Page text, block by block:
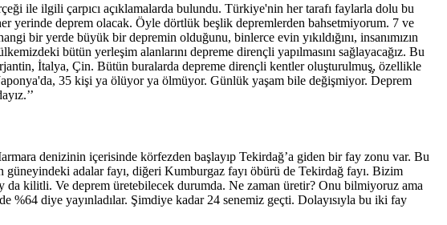
ile ilgili çarpıcı açıklamalarda bulundu. Türkiye'nin her tarafı faylarla dolu bu
yerinde deprem olacak. Öyle dörtlük beşlik depremlerden bahsetmiyorum. 7 ve
bir yerde büyük bir depremin olduğunu, binlerce evin yıkıldığını, insanımızın
bütün yerleşim alanlarını depreme dirençli yapılmasını sağlayacağız. Bu
İtalya, Çin. Bütün buralarda depreme dirençli kentler oluşturulmuş̧, özellikle
35 kişi ya ölüyor ya ölmüyor. Günlük yaşam bile değişmiyor. Deprem
denizinin içerisinde körfezden başlayıp Tekirdağ’a giden bir fay zonu var. Bu
adalar fayı, diğeri Kumburgaz fayı öbürü de Tekirdağ fayı. Bizim
da kilitli. Ve deprem üretebilecek durumda. Ne zaman üretir? Onu bilmiyoruz ama
%64 diye yayınladılar. Şimdiye kadar 24 senemiz geçti. Dolayısıyla bu iki fay